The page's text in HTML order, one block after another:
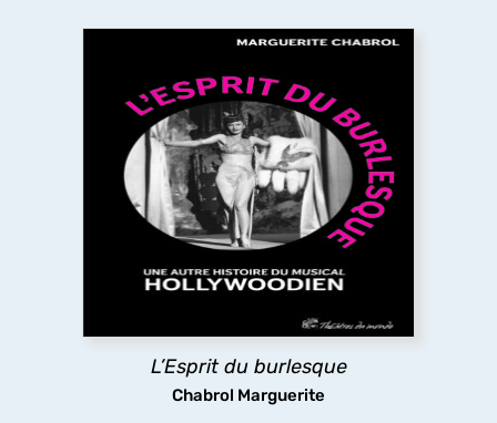
L’Esprit du burlesque
Chabrol Marguerite
L’Esprit du burlesque
L’ouvrage revisite l’âge d’or du film musical
américain du XXe siècle en y cherchant l’héritage
burlesquequi se trouve aux origines
du genre, mais que le cinéma a en partie effacé
pour privilégier sa dimension romantique.
découvrir